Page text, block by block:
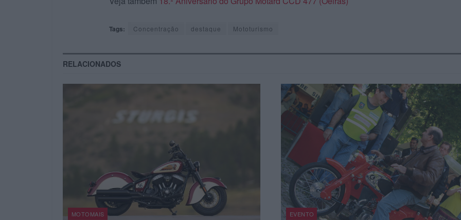
Tags: Concentração destaque Mototurismo
RELACIONADOS
MOTOMAIS EVENTO